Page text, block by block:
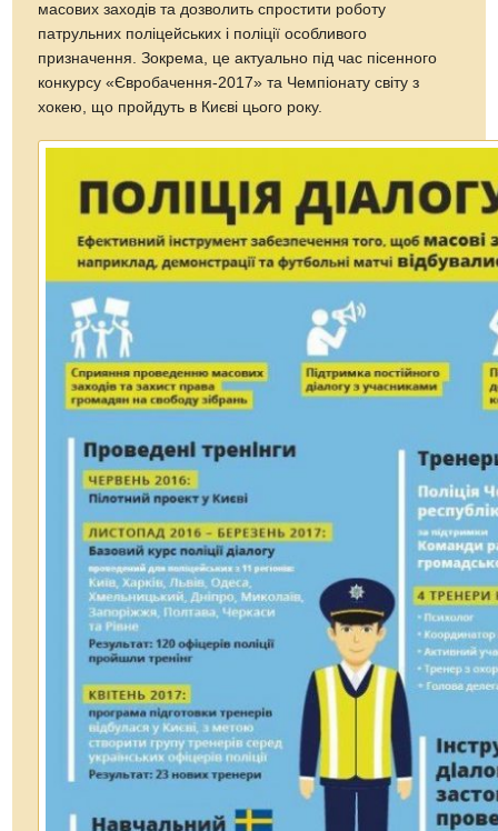
масових заходів та дозволить спростити роботу
патрульних поліцейських і поліції особливого
призначення. Зокрема, це актуально під час пісенного
конкурсу «Євробачення-2017» та Чемпіонату світу з
хокею, що пройдуть в Києві цього року.